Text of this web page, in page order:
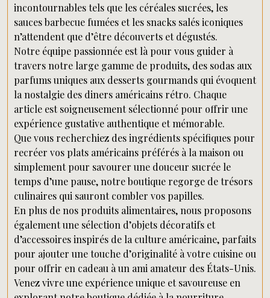
incontournables tels que les céréales sucrées, les
sauces barbecue fumées et les snacks salés iconiques
n’attendent que d’être découverts et dégustés.
Notre équipe passionnée est là pour vous guider à
travers notre large gamme de produits, des sodas aux
parfums uniques aux desserts gourmands qui évoquent
la nostalgie des diners américains rétro. Chaque
article est soigneusement sélectionné pour offrir une
expérience gustative authentique et mémorable.
Que vous recherchiez des ingrédients spécifiques pour
recréer vos plats américains préférés à la maison ou
simplement pour savourer une douceur sucrée le
temps d’une pause, notre boutique regorge de trésors
culinaires qui sauront combler vos papilles.
En plus de nos produits alimentaires, nous proposons
également une sélection d’objets décoratifs et
d’accessoires inspirés de la culture américaine, parfaits
pour ajouter une touche d’originalité à votre cuisine ou
pour offrir en cadeau à un ami amateur des États-Unis.
Venez vivre une expérience unique et savoureuse en